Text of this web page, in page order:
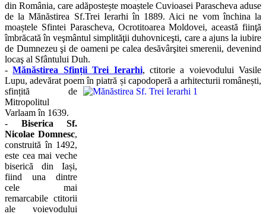
din România, care adăpostește moaștele Cuvioasei Parascheva aduse
de la Mănăstirea Sf.Trei Ierarhi în 1889. Aici ne vom închina la
moaștele Sfintei Parascheva, Ocrotitoarea Moldovei, această fiinţă
îmbrăcată în veşmântul simplităţii duhovniceşti, care a ajuns la iubire
de Dumnezeu şi de oameni pe calea desăvârşitei smerenii, devenind
locaş al Sfântului Duh.
-Mănăstirea Sfinții Trei Ierarhi, ctitorie a voievodului Vasile
Lupu, adevărat poem în piatră și capodoperă a arhitecturii românești,
sfințită de
Mitropolitul
Varlaam în 1639.
- Biserica Sf.
Nicolae Domnesc,
construită în 1492,
este cea mai veche
biserică din Iași,
fiind una dintre
cele mai
remarcabile ctitorii
ale voievodului